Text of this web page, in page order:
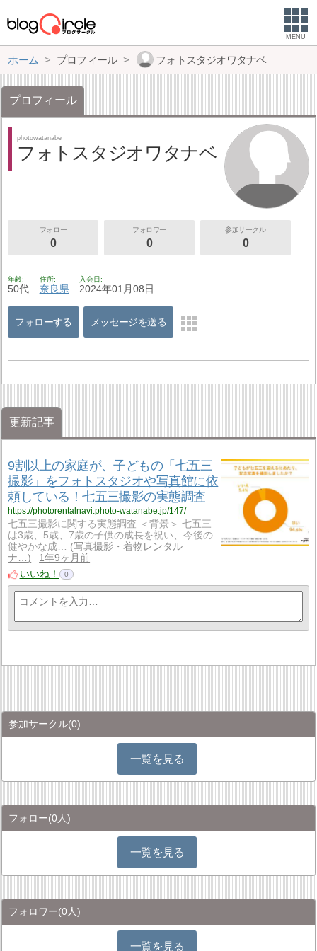
MENU
ホーム プロフィール フォトスタジオワタナベ
プロフィール
photowatanabe
フォトスタジオワタナベ
フォロー
0
フォロワー
0
参加サークル
0
年齢
50代
住所
奈良県
入会日
2024年01月08日
フォローする メッセージを送る
更新記事
9割以上の家庭が、子どもの「七五三
撮影」をフォトスタジオや写真館に依
頼している！七五三撮影の実態調査
https://photorentalnavi.photo-watanabe.jp/147/
七五三撮影に関する実態調査 ＜背景＞ 七五三
は3歳、5歳、7歳の子供の成長を祝い、今後の
健やかな成…
写真撮影・着物レンタル
ナ…
1年9ヶ月前
いいね！
0
参加サークル(0)
一覧を見る
フォロー(0人)
一覧を見る
フォロワー(0人)
一覧を見る